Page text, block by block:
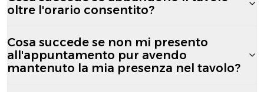
oltre l'orario consentito?
Cosa succede se non mi presento
all'appuntamento pur avendo
mantenuto la mia presenza nel tavolo?